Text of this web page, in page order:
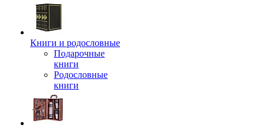
Книги и родословные
Подарочные
книги
Родословные
книги